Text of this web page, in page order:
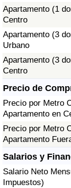
Apartamento (1
Centro
Apartamento (3
Urbano
Apartamento (3
Centro
Precio de
Precio por Metro
Apartamento en
Precio por Metro
Apartamento
Salarios y
Salario Neto
Impuestos)